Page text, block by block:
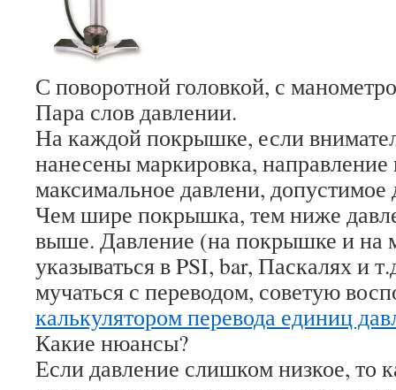
С поворотной головкой, с
Пара слов давлении.
На каждой покрышке, если
нанесены маркировка, направление
максимальное давлени,
Чем шире покрышка, тем ниже
выше. Давление (на покрышке и на
указываться в PSI, bar, Паскалях и
мучаться с переводом, советую
калькулятором перевода единиц
Какие нюансы?
Если давление слишком низкое, то